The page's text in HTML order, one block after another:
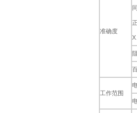
准确度
工作范围